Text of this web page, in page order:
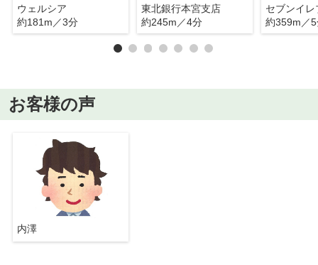
ウェルシア
約181m／3分
東北銀行本宮支店
約245m／4分
約359m／
お客様の声
内澤